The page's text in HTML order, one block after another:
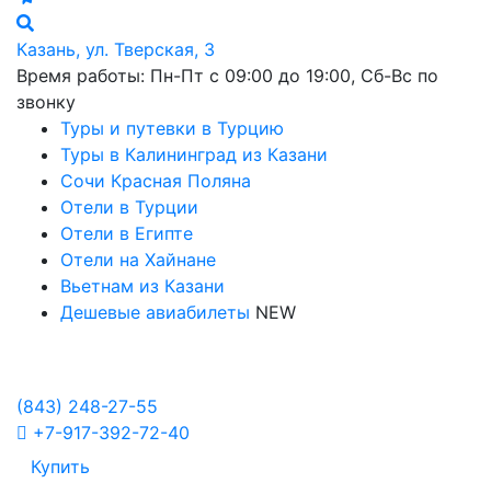
Казань, ул. Тверская, 3
Время работы: Пн-Пт с 09:00 до 19:00, Сб-Вс по
звонку
Туры и путевки в Турцию
Туры в Калининград из Казани
Сочи Красная Поляна
Отели в Турции
Отели в Египте
Отели на Хайнане
Вьетнам из Казани
Дешевые авиабилеты NEW
(843) 248-27-55
+7-917-392-72-40
Купить